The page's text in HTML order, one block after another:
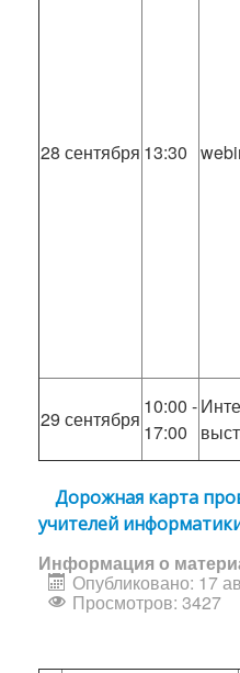
28 сентября 13:30
29 сентября
10:00 -
17:00
Дорожная карта
учителей
Информация о
Опубликовано: 17
Просмотров: 3427